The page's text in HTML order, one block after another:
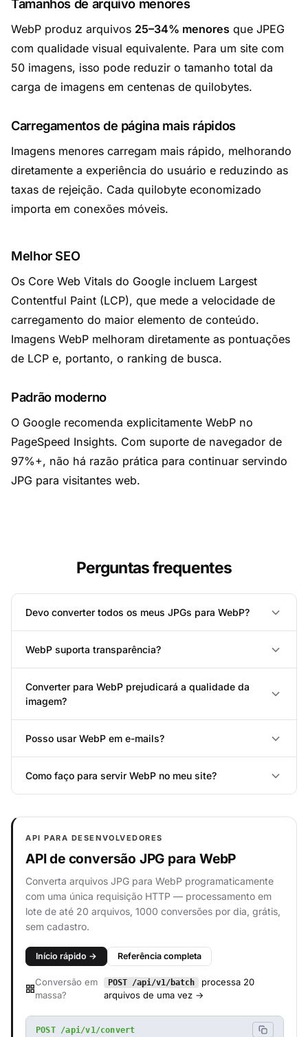
Tamanhos de arquivo menores
WebP produz arquivos 25–34% menores que JPEG
com qualidade visual equivalente. Para um site com
50 imagens, isso pode reduzir o tamanho total da
carga de imagens em centenas de quilobytes.
Carregamentos de página mais rápidos
Imagens menores carregam mais rápido, melhorando
diretamente a experiência do usuário e reduzindo as
taxas de rejeição. Cada quilobyte economizado
importa em conexões móveis.
Melhor SEO
Os Core Web Vitals do Google incluem Largest
Contentful Paint (LCP), que mede a velocidade de
carregamento do maior elemento de conteúdo.
Imagens WebP melhoram diretamente as pontuações
de LCP e, portanto, o ranking de busca.
Padrão moderno
O Google recomenda explicitamente WebP no
PageSpeed Insights. Com suporte de navegador de
97%+, não há razão prática para continuar servindo
JPG para visitantes web.
Perguntas frequentes
Devo converter todos os meus JPGs para WebP?
WebP suporta transparência?
Converter para WebP prejudicará a qualidade da
imagem?
Posso usar WebP em e-mails?
Como faço para servir WebP no meu site?
API PARA DESENVOLVEDORES
API de conversão JPG para WebP
Converta arquivos JPG para WebP programaticamente
com uma única requisição HTTP — processamento em
lote de até 20 arquivos, 1000 conversões por dia, grátis,
sem cadastro.
Início rápido → Referência completa
Conversão em
massa?
POST /api/v1/batch
processa 20
arquivos de uma vez →
POST /api/v1/convert